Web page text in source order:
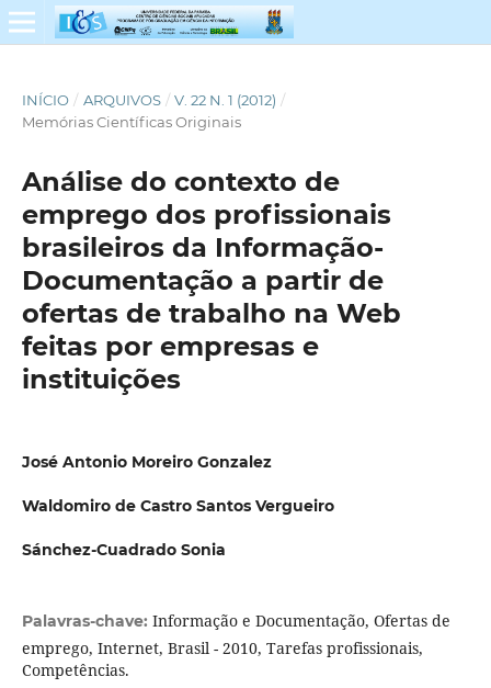
INÍCIO / ARQUIVOS / V. 22 N. 1 (2012) /
Memórias Científicas Originais
Análise do contexto de
emprego dos profissionais
brasileiros da Informação-
Documentação a partir de
ofertas de trabalho na Web
feitas por empresas e
instituições
José Antonio Moreiro Gonzalez
Waldomiro de Castro Santos Vergueiro
Sánchez-Cuadrado Sonia
Palavras-chave: Informação e Documentação, Ofertas de
emprego, Internet, Brasil - 2010, Tarefas profissionais,
Competências.